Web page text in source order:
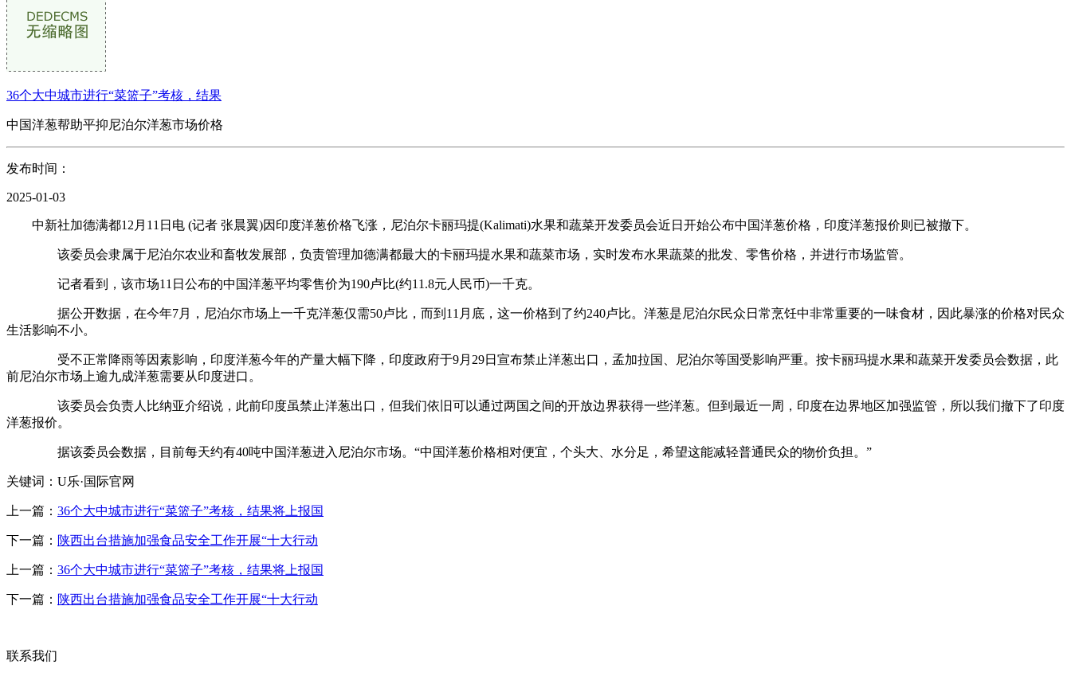
36个大中城市进行“菜篮子”考核，结果
中国洋葱帮助平抑尼泊尔洋葱市场价格
发布时间：
2025-01-03
中新社加德满都12月11日电 (记者 张晨翼)因印度洋葱价格飞涨，尼泊尔卡丽玛提(Kalimati)水果和蔬菜开发委员会近日开始公布中国洋葱价格，印度洋葱报价则已被撤下。
该委员会隶属于尼泊尔农业和畜牧发展部，负责管理加德满都最大的卡丽玛提水果和蔬菜市场，实时发布水果蔬菜的批发、零售价格，并进行市场监管。
记者看到，该市场11日公布的中国洋葱平均零售价为190卢比(约11.8元人民币)一千克。
据公开数据，在今年7月，尼泊尔市场上一千克洋葱仅需50卢比，而到11月底，这一价格到了约240卢比。洋葱是尼泊尔民众日常烹饪中非常重要的一味食材，因此暴涨的价格对民众
生活影响不小。
受不正常降雨等因素影响，印度洋葱今年的产量大幅下降，印度政府于9月29日宣布禁止洋葱出口，孟加拉国、尼泊尔等国受影响严重。按卡丽玛提水果和蔬菜开发委员会数据，此
前尼泊尔市场上逾九成洋葱需要从印度进口。
该委员会负责人比纳亚介绍说，此前印度虽禁止洋葱出口，但我们依旧可以通过两国之间的开放边界获得一些洋葱。但到最近一周，印度在边界地区加强监管，所以我们撤下了印度
洋葱报价。
据该委员会数据，目前每天约有40吨中国洋葱进入尼泊尔市场。“中国洋葱价格相对便宜，个头大、水分足，希望这能减轻普通民众的物价负担。”
关键词：U乐·国际官网
上一篇： 36个大中城市进行“菜篮子”考核，结果将上报国
下一篇： 陕西出台措施加强食品安全工作开展“十大行动
上一篇： 36个大中城市进行“菜篮子”考核，结果将上报国
下一篇： 陕西出台措施加强食品安全工作开展“十大行动
联系我们